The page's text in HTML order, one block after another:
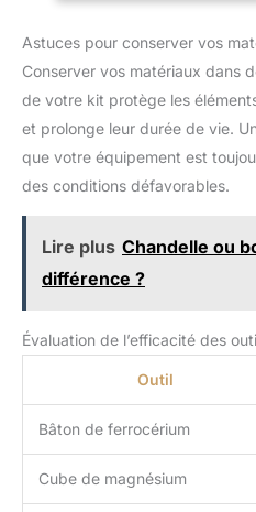
plastique pour offrir une longue
constante Débit d'air optimal :
mélange de carburant
l'accélérateur et garantir un
modèle de soufflerie
Astuces pour conserver vos
Conserver vos matériaux dans
de votre kit protège les
et prolonge leur durée de vie.
que votre équipement est
des conditions défavorables.
Lire plus Chandelle ou
différence ?
Évaluation de l’efficacité des
Outil
Bâton de ferrocérium
Cube de magnésium